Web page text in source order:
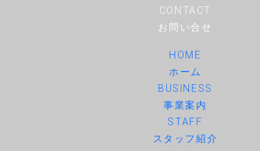
CONTACT
お問い合せ
HOME
ホーム
BUSINESS
事業案内
STAFF
スタッフ紹介